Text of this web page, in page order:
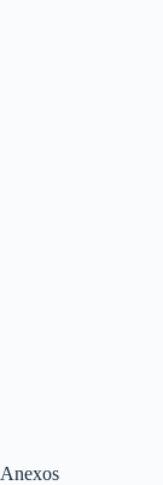
Anexos